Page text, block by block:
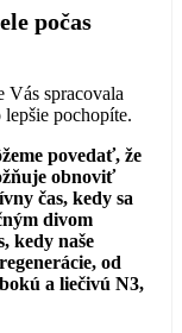
počas
Vás spracovala
pochopíte.
povedať, že
obnoviť
čas, kedy sa
divom
kedy naše
od
a liečivú N3,